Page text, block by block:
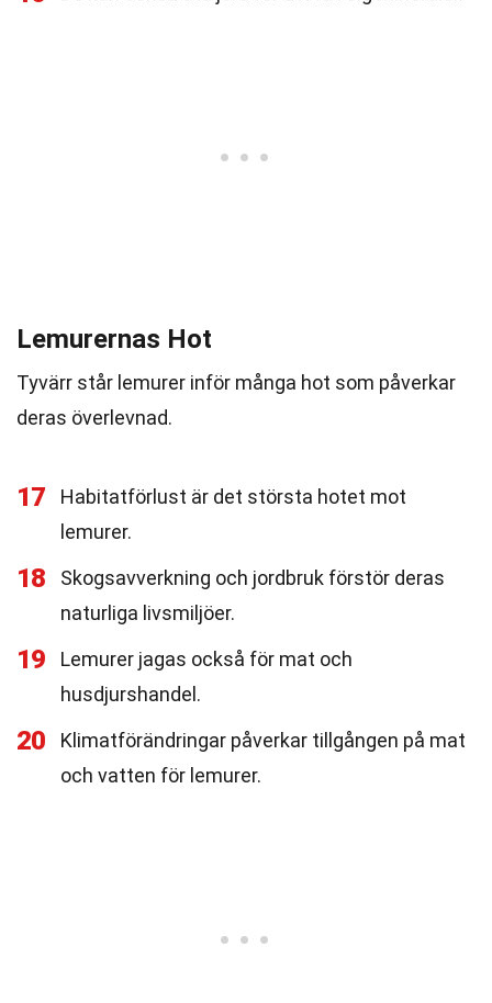
Lemurernas Hot
Tyvärr står lemurer inför många hot som påverkar
deras överlevnad.
17
Habitatförlust är det största hotet mot
lemurer.
18
Skogsavverkning och jordbruk förstör deras
naturliga livsmiljöer.
19
Lemurer jagas också för mat och
husdjurshandel.
20
Klimatförändringar påverkar tillgången på mat
och vatten för lemurer.